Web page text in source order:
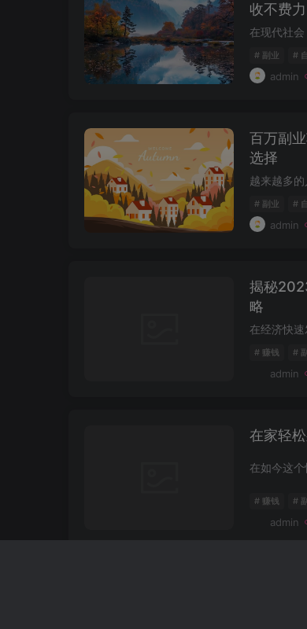
收不费力
# 副业 #
admin
百万副
选择
# 副业 #
admin
揭秘
略
# 赚钱 #
admin
在家轻
# 赚钱 #
admin